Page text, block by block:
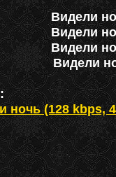
Видели
Видели
Видели
Видели
ночь (128 kbps,